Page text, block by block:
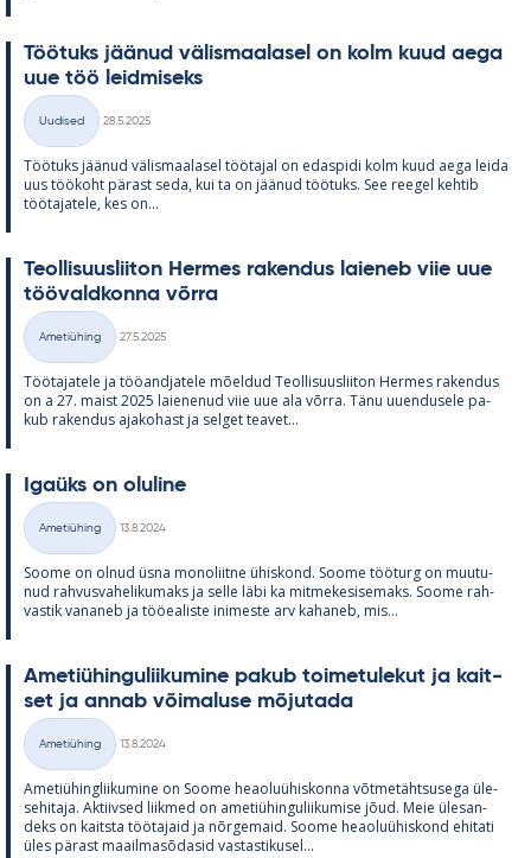
Töö­tuks jää­nud vä­lis­maa­la­sel on kolm kuud aega
uue töö leid­mi­seks
Kategooriad
Uudised
28.5.2025
Töö­tuks jää­nud vä­lis­maa­la­sel töö­ta­jal on edas­pidi kolm kuud aega leida
uus töö­koht pä­rast seda, kui ta on jää­nud töö­tuks. See ree­gel keh­tib
töö­ta­ja­tele, kes on...
Teol­li­suus­lii­ton Her­mes ra­ken­dus lai­e­neb viie uue
töö­vald­konna võrra
Kategooriad
Ametiühing
27.5.2025
Töö­ta­ja­tele ja töö­and­ja­tele mõel­dud Teol­li­suus­lii­ton Her­mes ra­ken­dus
on a 27. maist 2025 lai­e­ne­nud viie uue ala võrra. Tänu uu­en­dusele pa­
kub ra­ken­dus aja­ko­hast ja sel­get tea­vet...
Igaüks on olu­line
Kategooriad
Ametiühing
13.8.2024
Soome on ol­nud üsna mo­no­liitne ühis­kond. Soome töö­turg on muu­tu­
nud rah­vus­va­he­li­ku­maks ja selle läbi ka mit­me­ke­si­se­maks. Soome rah­
vas­tik va­na­neb ja töö­ea­liste ini­meste arv ka­ha­neb, mis...
Ame­tiü­hin­gu­lii­ku­mine pa­kub toi­me­tu­le­kut ja kait­
set ja an­nab või­ma­luse mõ­ju­tada
Kategooriad
Ametiühing
13.8.2024
Ame­tiü­hinglii­ku­mine on Soome heao­luü­his­konna võt­me­täht­susega üle­
se­hi­taja. Ak­tiiv­sed liik­med on ame­tiü­hin­gu­lii­ku­mise jõud. Meie üle­san­
deks on kaitsta töö­ta­jaid ja nõr­ge­maid. Soome heao­luü­his­kond ehi­tati
üles pä­rast maa­il­masõ­da­sid vas­tas­ti­kusel...